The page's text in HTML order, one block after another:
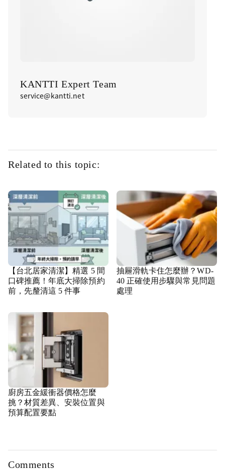
KANTTI Expert Team
service@kantti.net
Related to this topic:
【台北居家清潔】精選 5 間
口碑推薦！年底大掃除預約
前，先釐清這 5 件事
抽屜滑軌卡住怎麼辦？WD-
40 正確使用步驟與常見問題
處理
廚房五金緩衝器價格怎麼
挑？材質差異、安裝位置與
預算配置要點
Comments